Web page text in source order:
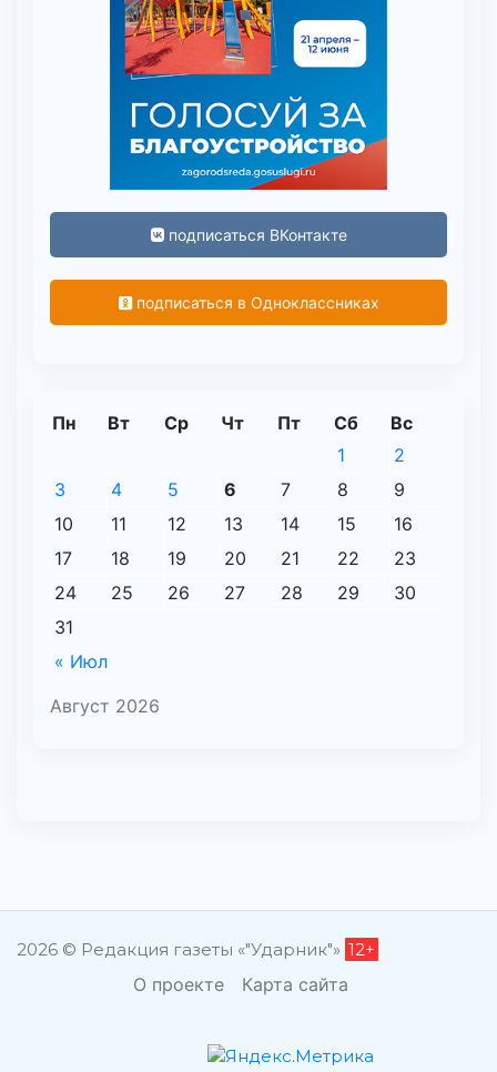
подписаться ВКонтакте
подписаться в Одноклассниках
Август 2026
Пн Вт Ср Чт Пт Сб Вс
« Июл
1
2
3
4 5 6 7 8
9
10
11 12 13 14 15
16
17
18 19 20 21 22
23
24
25 26 27 28 29
30
31
2026 © Редакция газеты «"Ударник"» 12+
О проекте Карта сайта